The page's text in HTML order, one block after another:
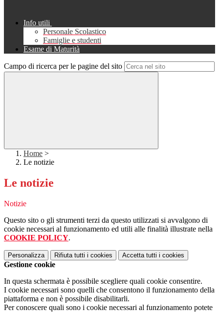
Info utili
Personale Scolastico
Famiglie e studenti
Esame di Maturità
Campo di ricerca per le pagine del sito
Home >
Le notizie
Le notizie
Notizie
Questo sito o gli strumenti terzi da questo utilizzati si avvalgono di
cookie necessari al funzionamento ed utili alle finalità illustrate nella
COOKIE POLICY.
Personalizza Rifiuta tutti i cookies Accetta tutti i cookies
Gestione cookie
In questa schermata è possibile scegliere quali cookie consentire.
I cookie necessari sono quelli che consentono il funzionamento della
piattaforma e non è possibile disabilitarli.
Per conoscere quali sono i cookie necessari al funzionamento potete